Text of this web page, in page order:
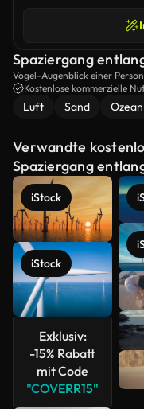
Spaziergang
Vogel-Augenblick einer
Kostenlose kommerzielle
Luft Sand Ozean
Verwandte
Spaziergang
iStock
iStock
Exklusiv:
-15% Rabatt
mit Code
"COVERR15"